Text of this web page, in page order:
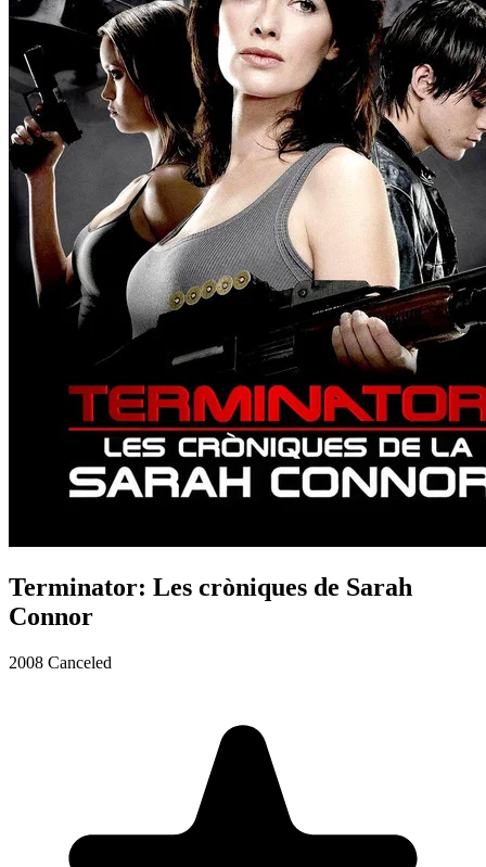
Terminator: Les cròniques de Sarah
Connor
2008 Canceled